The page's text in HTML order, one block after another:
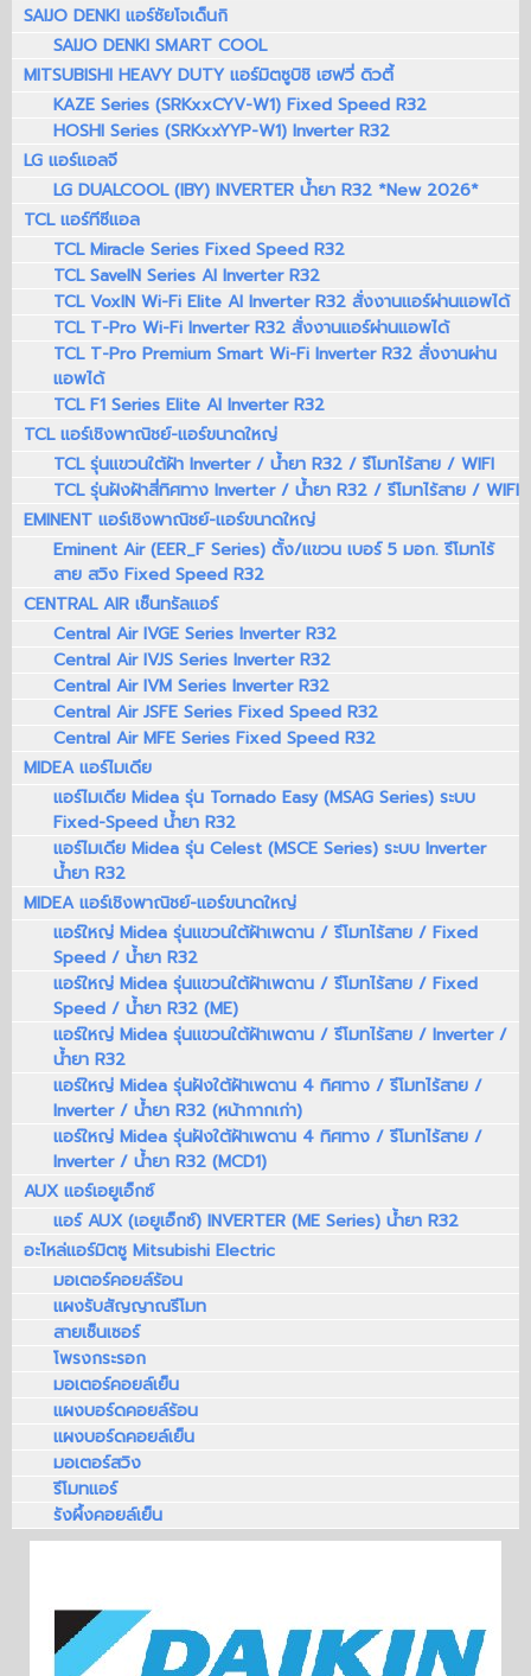
SAIJO DENKI แอร์ซัยโจเด็นกิ
SAIJO DENKI SMART COOL
MITSUBISHI HEAVY DUTY แอร์มิตซูบิชิ เฮฟวี่ ดิวตี้
KAZE Series (SRKxxCYV-W1) Fixed Speed R32
HOSHI Series (SRKxxYYP-W1) Inverter R32
LG แอร์แอลจี
LG DUALCOOL (IBY) INVERTER น้ำยา R32 *New 2026*
TCL แอร์ทีซีแอล
TCL Miracle Series Fixed Speed R32
TCL SaveIN Series AI Inverter R32
TCL VoxIN Wi-Fi Elite AI Inverter R32 สั่งงานแอร์ผ่านแอพได้
TCL T-Pro Wi-Fi Inverter R32 สั่งงานแอร์ผ่านแอพได้
TCL T-Pro Premium Smart Wi-Fi Inverter R32 สั่งงานผ่าน
แอพได้
TCL F1 Series Elite AI Inverter R32
TCL แอร์เชิงพาณิชย์-แอร์ขนาดใหญ่
TCL รุ่นแขวนใต้ฝ้า Inverter / น้ำยา R32 / รีโมทไร้สาย / WIFI
TCL รุ่นฝังฝ้าสี่ทิศทาง Inverter / น้ำยา R32 / รีโมทไร้สาย / WIFI
EMINENT แอร์เชิงพาณิชย์-แอร์ขนาดใหญ่
Eminent Air (EER_F Series) ตั้ง/แขวน เบอร์ 5 มอก. รีโมทไร้
สาย สวิง Fixed Speed R32
CENTRAL AIR เซ็นทรัลแอร์
Central Air IVGE Series Inverter R32
Central Air IVJS Series Inverter R32
Central Air IVM Series Inverter R32
Central Air JSFE Series Fixed Speed R32
Central Air MFE Series Fixed Speed R32
MIDEA แอร์ไมเดีย
แอร์ไมเดีย Midea รุ่น Tornado Easy (MSAG Series) ระบบ
Fixed-Speed น้ำยา R32
แอร์ไมเดีย Midea รุ่น Celest (MSCE Series) ระบบ Inverter
น้ำยา R32
MIDEA แอร์เชิงพาณิชย์-แอร์ขนาดใหญ่
แอร์ใหญ่ Midea รุ่นแขวนใต้ฝ้าเพดาน / รีโมทไร้สาย / Fixed
Speed / น้ำยา R32
แอร์ใหญ่ Midea รุ่นแขวนใต้ฝ้าเพดาน / รีโมทไร้สาย / Fixed
Speed / น้ำยา R32 (ME)
แอร์ใหญ่ Midea รุ่นแขวนใต้ฝ้าเพดาน / รีโมทไร้สาย / Inverter /
น้ำยา R32
แอร์ใหญ่ Midea รุ่นฝังใต้ฝ้าเพดาน 4 ทิศทาง / รีโมทไร้สาย /
Inverter / น้ำยา R32 (หน้ากากเก่า)
แอร์ใหญ่ Midea รุ่นฝังใต้ฝ้าเพดาน 4 ทิศทาง / รีโมทไร้สาย /
Inverter / น้ำยา R32 (MCD1)
AUX แอร์เอยูเอ็กซ์
แอร์ AUX (เอยูเอ็กซ์) INVERTER (ME Series) น้ำยา R32
อะไหล่แอร์มิตซู Mitsubishi Electric
มอเตอร์คอยล์ร้อน
แผงรับสัญญาณรีโมท
สายเซ็นเซอร์
โพรงกระรอก
มอเตอร์คอยล์เย็น
แผงบอร์ดคอยล์ร้อน
แผงบอร์ดคอยล์เย็น
มอเตอร์สวิง
รีโมทแอร์
รังผึ้งคอยล์เย็น